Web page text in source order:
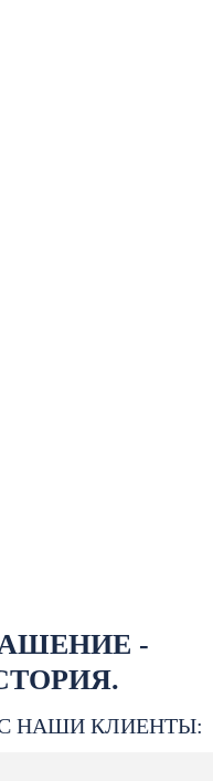
-
НАШИ КЛИЕНТЫ: